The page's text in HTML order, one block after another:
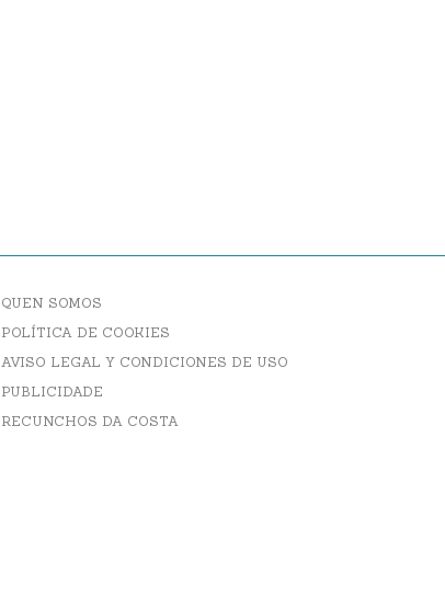
QUEN SOMOS
POLÍTICA DE COOKIES
AVISO LEGAL Y CONDICIONES DE USO
PUBLICIDADE
RECUNCHOS DA COSTA